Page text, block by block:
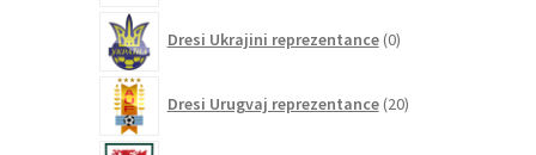
Dresi Ukrajini reprezentance 0izdelkov
Dresi Urugvaj reprezentance 20izdelkov